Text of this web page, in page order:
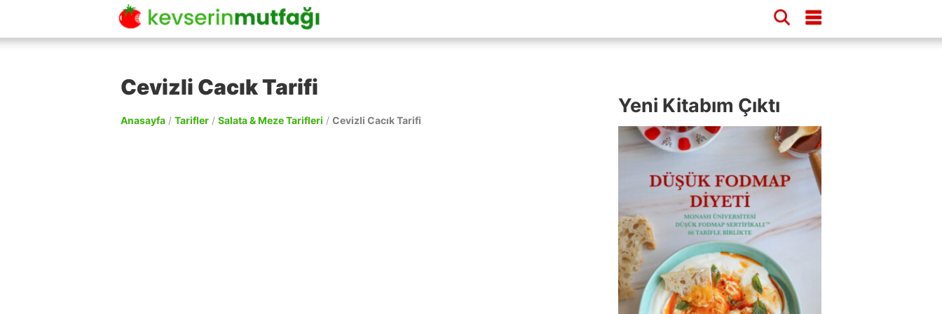
Cevizli Cacık Tarifi
Anasayfa / Tarifler / Salata & Meze Tarifleri / Cevizli Cacık Tarifi
Yeni Kitabım Çıktı